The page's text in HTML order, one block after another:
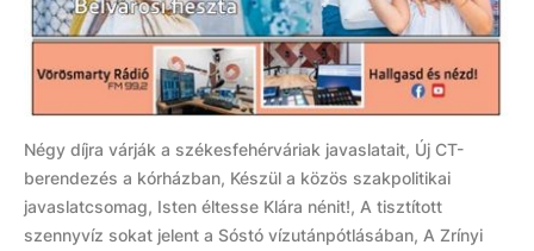
Négy díjra várják a székesfehérváriak javaslatait, Új CT-
berendezés a kórházban, Készül a közös szakpolitikai
javaslatcsomag, Isten éltesse Klára nénit!, A tisztított
szennyvíz sokat jelent a Sóstó vízutánpótlásában, A Zrínyi